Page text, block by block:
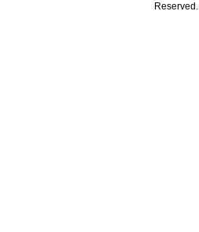
Reserved.